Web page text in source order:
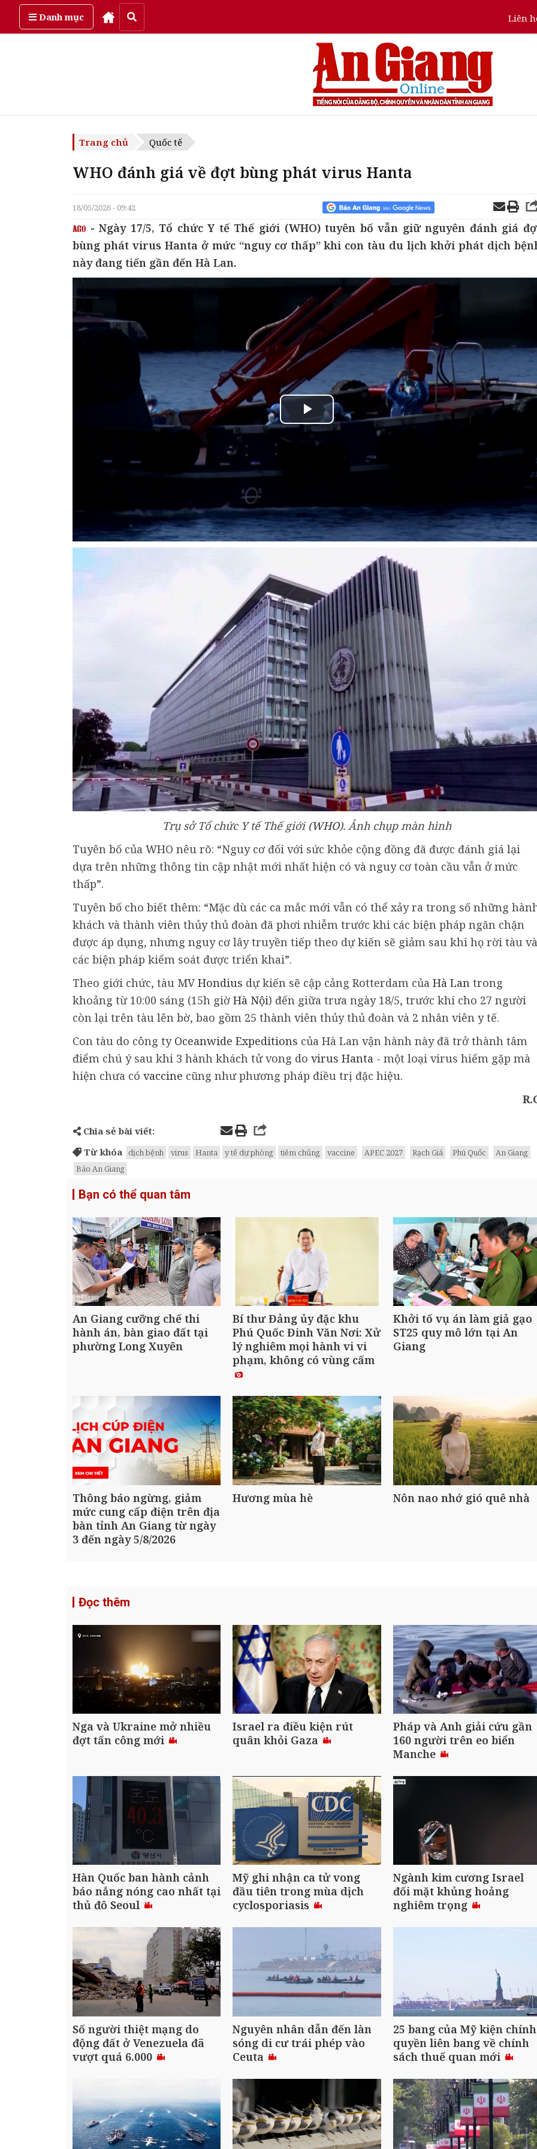
Danh mục Liên
Thứ năm, ngày 6/08/2026
Trang chủ Quốc tế
WHO đánh giá về đợt bùng phát virus Hanta
18/05/2026 - 09:42
- Ngày 17/5, Tổ chức Y tế Thế giới (WHO) tuyên bố vẫn giữ nguyên đánh giá
bùng phát virus Hanta ở mức “nguy cơ thấp” khi con tàu du lịch khởi phát dịch
này đang tiến gần đến Hà Lan.
Trụ sở Tổ chức Y tế Thế giới (WHO). Ảnh chụp màn hình
Tuyên bố của WHO nêu rõ: “Nguy cơ đối với sức khỏe cộng đồng đã được đánh giá lại
dựa trên những thông tin cập nhật mới nhất hiện có và nguy cơ toàn cầu vẫn ở mức
thấp”.
Tuyên bố cho biết thêm: “Mặc dù các ca mắc mới vẫn có thể xảy ra trong số những
khách và thành viên thủy thủ đoàn đã phơi nhiễm trước khi các biện pháp ngăn chặn
được áp dụng, nhưng nguy cơ lây truyền tiếp theo dự kiến sẽ giảm sau khi họ rời tàu và
các biện pháp kiểm soát được triển khai”.
Theo giới chức, tàu MVHondius dự kiến sẽ cập cảng Rotterdam của Hà Lan trong
khoảng từ 10:00 sáng (15h giờ Hà Nội) đến giữa trưa ngày 18/5, trước khi cho 27 người
còn lại trên tàu lên bờ, bao gồm 25 thành viên thủy thủ đoàn và 2 nhân viên y tế.
Con tàu do công ty Oceanwide Expeditions của Hà Lan vận hành này đã trở thành tâm
điểm chú ý sau khi 3 hành khách tử vong do virus Hanta - một loại virus hiếm gặp mà
hiện chưa có vaccine cũng như phương pháp điều trị đặc hiệu.
Chia sẻ bài viết:
Từ khóa
dịch bệnh virus Hanta y tế dự phòng tiêm chủng vaccine APEC 2027 Rạch Giá Phú Quốc
An Giang
Báo An Giang
Bạn có thể quan tâm
An Giang cưỡng chế thi
hành án, bàn giao đất tại
phường Long Xuyên
Bí thư Đảng ủy đặc khu
Phú Quốc Đinh Văn Nơi: Xử
lý nghiêm mọi hành vi vi
phạm, không có vùng cấm
Khởi tố vụ án làm giả gạo
ST25 quy mô lớn tại An
Giang
Thông báo ngừng, giảm
mức cung cấp điện trên địa
bàn tỉnh An Giang từ ngày
3 đến ngày 5/8/2026
Hương mùa hè Nôn nao nhớ gió quê nhà
Đọc thêm
Nga và Ukraine mở nhiều
đợt tấn công mới
Israel ra điều kiện rút
quân khỏi Gaza
Pháp và Anh giải cứu gần
160 người trên eo biển
Manche
Hàn Quốc ban hành cảnh
báo nắng nóng cao nhất tại
thủ đô Seoul
Mỹ ghi nhận ca tử vong
đầu tiên trong mùa dịch
cyclosporiasis
Ngành kim cương Israel
đối mặt khủng hoảng
nghiêm trọng
Số người thiệt mạng do
động đất ở Venezuela đã
vượt quá 6.000
Nguyên nhân dẫn đến làn
sóng di cư trái phép vào
Ceuta
25 bang của Mỹ kiện chính
quyền liên bang về chính
sách thuế quan mới